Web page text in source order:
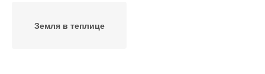
Земля в теплице